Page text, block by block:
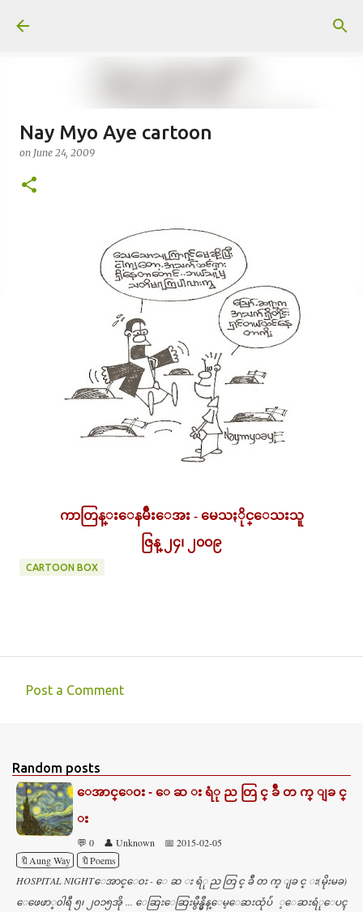
Nay Myo Aye cartoon
on June 24, 2009
ကာတြန္းေနမ်ဳိးေအး - မေသႏိုင္ေသးသူ
ဇြန္ ၂၄၊ ၂၀၀၉
CARTOON BOX
m
e
n
s
Post a Comment
Random posts
ေအာင္ေ၀း - ေ ဆ း ရံု ည တြ င္ ခ်ီ တ က္ ျခ င္
း
💬 0 👤 Unknown
📅 2015-02-05
🔖Aung Way
🔖Poems
HOSPITAL NIGHTေအာင္ေ၀း - ေ ဆ း ရံု ည တြ င္ ခ်ီ တ က္ ျခ င္ း(မိုးမခ)
ေဖေဖာ္၀ါရီ ၅၊ ၂၀၁၅အို ... ေဆြးေဆြးမွဳန္မွဳန္ေမ့ေဆးထုံပ်ံ ့ေဆးရံုေပၚ